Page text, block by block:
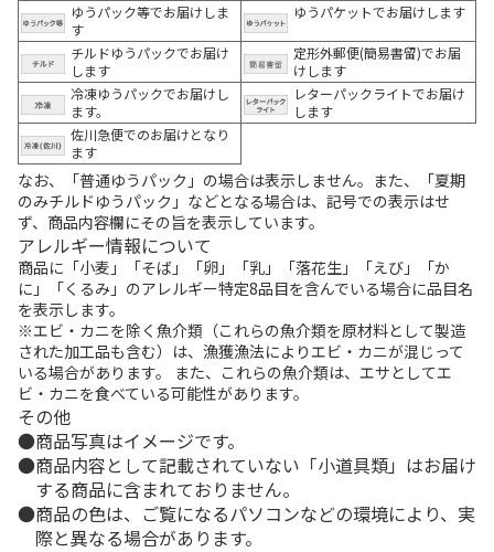
ゆうパック等でお届けしま
す
ゆうパケットでお届けします
チルドゆうパックでお届け
します
定形外郵便(簡易書留)でお届
けします
冷凍ゆうパックでお届けし
ます。
レターパックライトでお届け
します
佐川急便でのお届けとなり
ます
なお、「普通ゆうパック」の場合は表示しません。また、「夏期
のみチルドゆうパック」などとなる場合は、記号での表示はせ
ず、商品内容欄にその旨を表示しています。
アレルギー情報について
商品に「小麦」「そば」「卵」「乳」「落花生」「えび」「か
に」「くるみ」のアレルギー特定8品目を含んでいる場合に品目名
を表示します。
※エビ・カニを除く魚介類（これらの魚介類を原材料として製造
された加工品も含む）は、漁獲漁法によりエビ・カニが混じって
いる場合があります。 また、これらの魚介類は、エサとしてエ
ビ・カニを食べている可能性があります。
その他
商品写真はイメージです。
商品内容として記載されていない「小道具類」はお届け
する商品に含まれておりません。
商品の色は、ご覧になるパソコンなどの環境により、実
際と異なる場合があります。